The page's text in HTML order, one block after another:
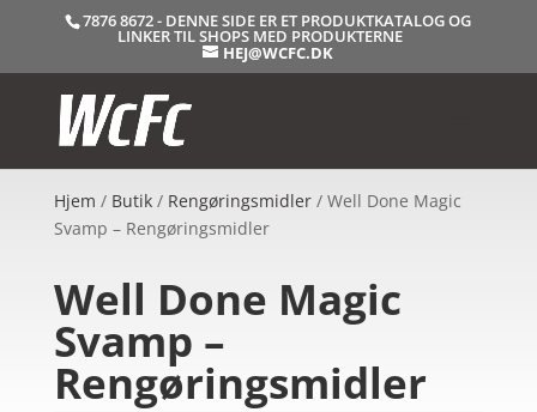
7876 8672 - DENNE SIDE ER ET PRODUKTKATALOG OG
LINKER TIL SHOPS MED PRODUKTERNE
HEJ@WCFC.DK
Hjem / Butik/ Rengøringsmidler/ Well Done Magic
Svamp – Rengøringsmidler
Well Done Magic
Svamp –
Rengøringsmidler